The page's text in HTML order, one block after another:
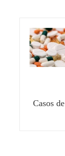
Casos